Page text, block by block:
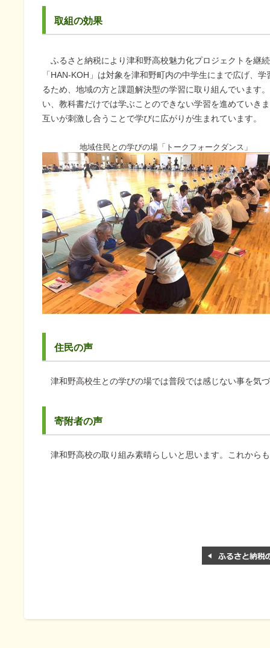
取組の効果
ふるさと納税により津和野高校魅力化プロジェクトを継
「HAN-KOH」は対象を津和野町内の中学生にまで広げ、
るため、地域の方と課題解決型の学習に取り組んでいます
い、教科書だけでは学ぶことのできない学習を進めていき
互いが刺激し合うことで学びに広がりが生まれています。
地域住民との学びの場「トークフォークダンス」
住民の声
津和野高校生との学びの場では普段では感じない事を気
寄附者の声
津和野高校の取り組み素晴らしいと思います。これから